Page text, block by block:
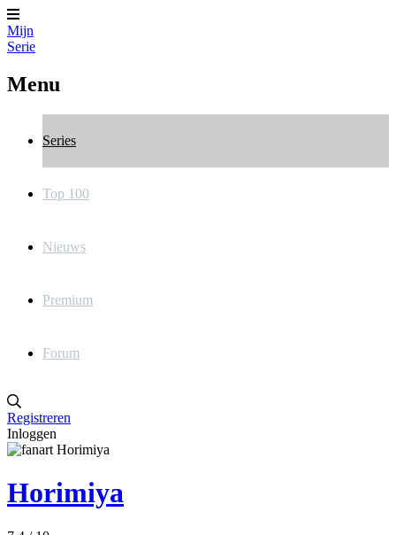
Mijn
Serie
Menu
Series
Top 100
Nieuws
Premium
Forum
Registreren
Inloggen
Horimiya